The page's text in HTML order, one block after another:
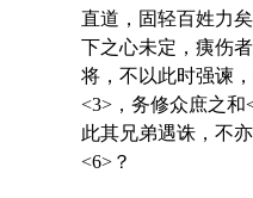
直道，固轻百姓力
下之心未定，痍伤
将，不以此时强谏
<3>，务修众庶之和
此其兄弟遇诛，不
<6>？